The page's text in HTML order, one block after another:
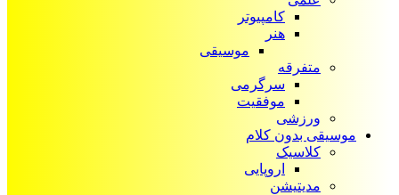
کامپیوتر
هنر
موسیقی
متفرقه
سرگرمی
موفقیت
ورزشی
موسیقی بدون کلام
کلاسیک
اروپایی
مدیتیشن